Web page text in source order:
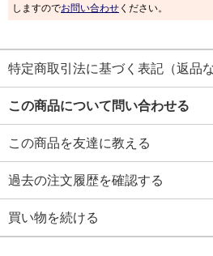
しますのでお問い合わせ ください。
特定商取引法に基づく表記（返品な
この商品について問い合わせる
この商品を友達に教える
過去の注文履歴を確認する
買い物を続ける